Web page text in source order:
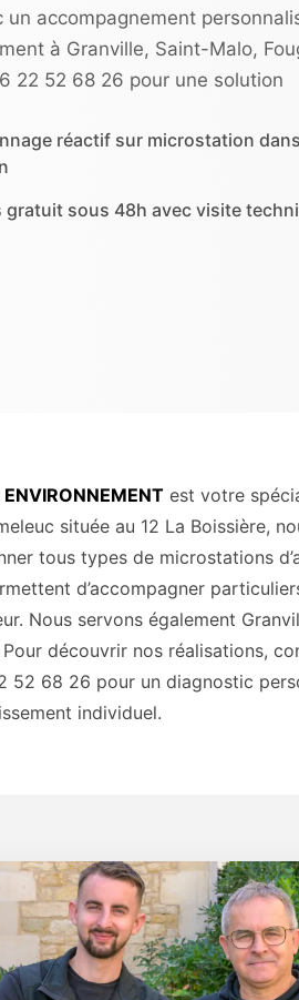
un accompagnement
à Granville, Saint-Malo,
22 52 68 26 pour une solution
réactif sur microstation
gratuit sous 48h avec visite
est votre
située au 12 La Boissière,
tous types de microstations
d’accompagner
Nous servons également
Pour découvrir nos réalisations,
52 68 26 pour un diagnostic
individuel.